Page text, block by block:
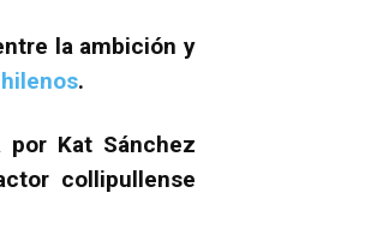
la ambición y
.
Kat Sánchez
collipullense